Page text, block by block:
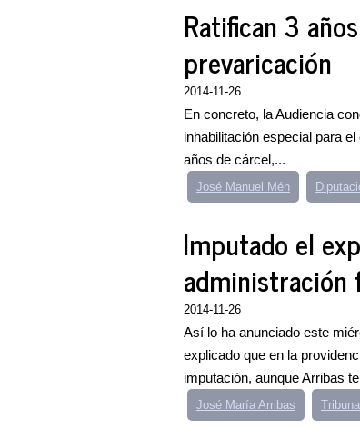
Ratifican 3
prevaricación
2014-11-26
En concreto, la Audiencia
inhabilitación especial para
años de cárcel,...
José Manuel Mén
Imputado el
administración
2014-11-26
Así lo ha anunciado este
explicado que en la
imputación, aunque Arribas
José María Arribas